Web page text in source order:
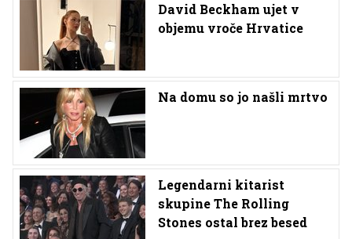
David Beckham ujet v
objemu vroče Hrvatice
Na domu so jo našli mrtvo
Legendarni kitarist
skupine The Rolling
Stones ostal brez besed